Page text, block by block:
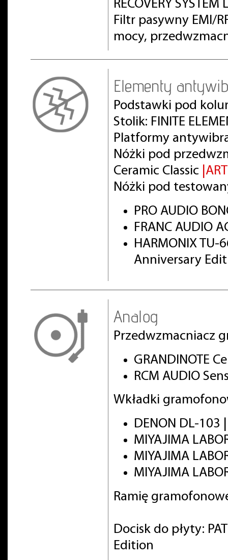
RECOVERY
Filtr pasywny EMI/
mocy,
Elementy
Podstawki pod
Stolik: FINITE
Platformy
Nóżki pod
Ceramic Classic
Nóżki pod
PRO AUDIO
FRANC AUDIO
HARMONIX TU-
Anniversary
Analog
Przedwzmacniacz
GRANDINOTE
RCM AUDIO
Wkładki
DENON DL-103
MIYAJIMA
MIYAJIMA
MIYAJIMA
Ramię
Docisk do płyty:
Edition